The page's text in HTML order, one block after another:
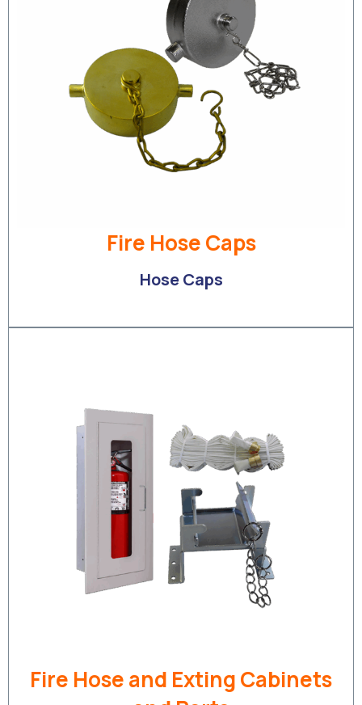
Fire Hose Caps
Hose Caps
Fire Hose and Exting Cabinets